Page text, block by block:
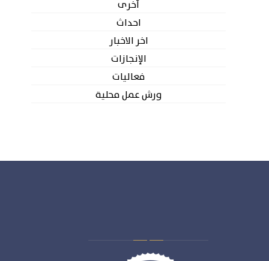
أخرى
احداث
اخر الاخبار
الإنجازات
فعاليات
ورش عمل محلية